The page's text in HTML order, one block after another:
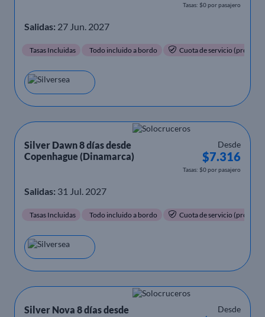
Tasas: $0 por pasajero
Salidas: 27 Jun. 2027
Tasas Incluidas Todo incluido a bordo Cuota de servicio
Silver Dawn 8 días desde
Copenhague (Dinamarca)
Desde
$7.316
Tasas: $0 por pasajero
Salidas: 31 Jul. 2027
Tasas Incluidas Todo incluido a bordo Cuota de servicio
Silver Nova 8 días desde
Desde